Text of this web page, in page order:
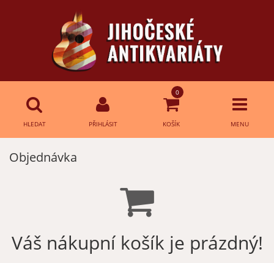
HLEDAT PŘIHLÁSIT
0
KOŠÍK MENU
Objednávka
Váš nákupní košík je prázdný!